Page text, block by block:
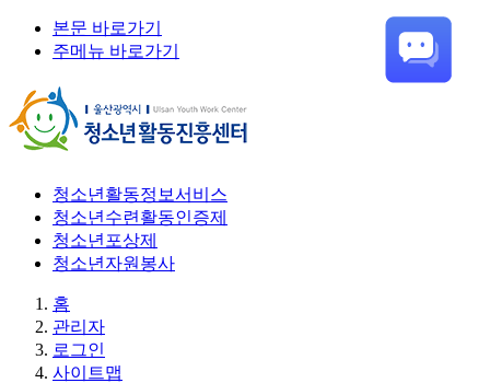
본문 바로가기
주메뉴 바로가기
청소년활동정보서비스
청소년수련활동인증제
청소년포상제
청소년자원봉사
홈
관리자
로그인
사이트맵